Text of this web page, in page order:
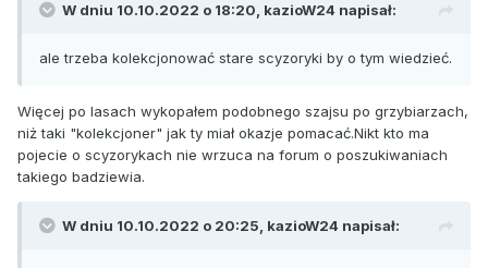
W dniu 10.10.2022 o 18:20, kazioW24 napisał:
ale trzeba kolekcjonować stare scyzoryki by o tym wiedzieć.
Więcej po lasach wykopałem podobnego szajsu po grzybiarzach,
niż taki "kolekcjoner" jak ty miał okazje pomacać.Nikt kto ma
pojecie o scyzorykach nie wrzuca na forum o poszukiwaniach
takiego badziewia.
W dniu 10.10.2022 o 20:25, kazioW24 napisał: